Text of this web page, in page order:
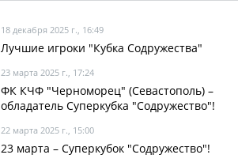
18 декабря 2025 г., 16:49
Лучшие игроки "Кубка Содружества"
23 марта 2025 г., 17:24
ФК КЧФ "Черноморец" (Севастополь) –
обладатель Суперкубка "Содружество"!
22 марта 2025 г., 15:00
23 марта – Суперкубок "Содружество"!